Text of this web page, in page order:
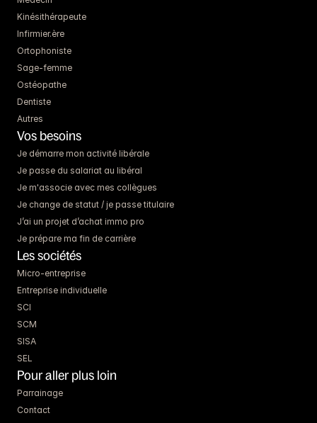
Kinésithérapeute
Infirmier.ère
Ortophoniste
Sage-femme
Ostéopathe
Dentiste
Autres
Vos besoins
Je démarre mon activité libérale
Je passe du salariat au libéral
Je m'associe avec mes collègues
Je change de statut / je passe titulaire
J’ai un projet d’achat immo pro
Je prépare ma fin de carrière
Les sociétés
Micro-entreprise
Entreprise individuelle
SCI
SCM
SISA
SEL
Pour aller plus loin
Parrainage
Contact